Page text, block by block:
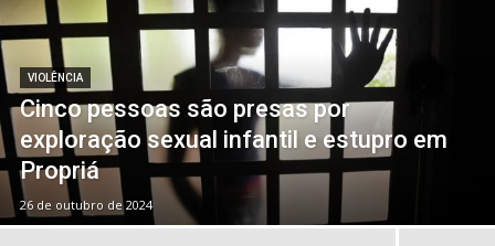
VIOLÊNCIA
Cinco pessoas são presas por
exploração sexual infantil e estupro em
Propriá
26 de outubro de 2024